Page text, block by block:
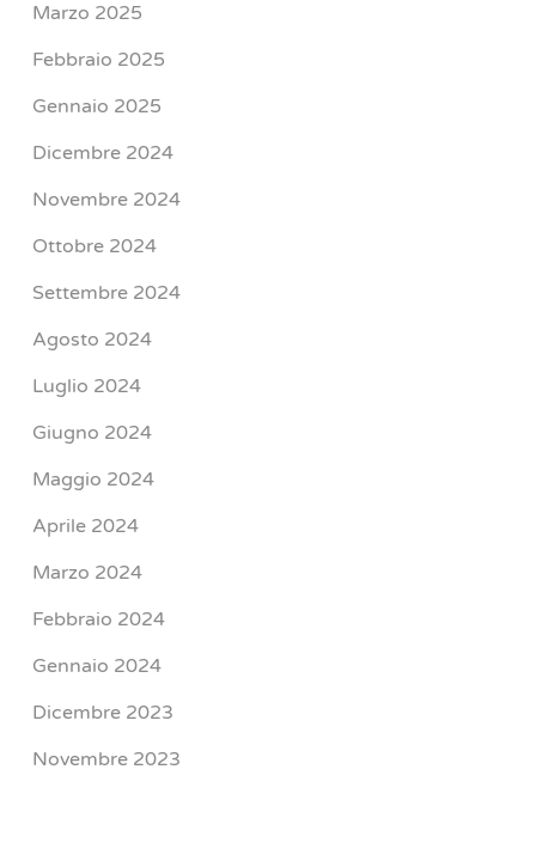
Marzo 2025
Febbraio 2025
Gennaio 2025
Dicembre 2024
Novembre 2024
Ottobre 2024
Settembre 2024
Agosto 2024
Luglio 2024
Giugno 2024
Maggio 2024
Aprile 2024
Marzo 2024
Febbraio 2024
Gennaio 2024
Dicembre 2023
Novembre 2023